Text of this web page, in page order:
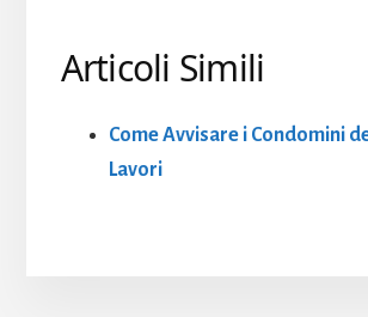
Articoli Simili
Come Avvisare i Condomini
Lavori